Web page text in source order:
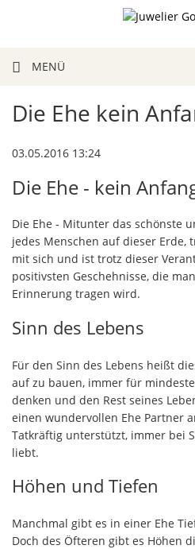
MENÜ
Die Ehe kein
03.05.2016 13:24
Die Ehe - kein
Die Ehe - Mitunter das schönste
jedes Menschen auf dieser Erde,
mit sich und ist trotz dieser
positivsten Geschehnisse, die
Erinnerung tragen wird.
Sinn des Lebens
Für den Sinn des Lebens heißt
auf zu bauen, immer für
denken und den Rest seines
einen wundervollen Ehe Partner
Tatkräftig unterstützt, immer bei
liebt.
Höhen und Tiefen
Manchmal gibt es in einer Ehe
Doch des Öfteren gibt es Höhen